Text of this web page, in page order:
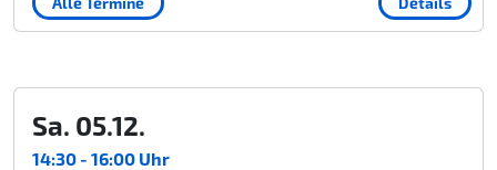
Sa. 05.12.
14:30 - 16:00 Uhr